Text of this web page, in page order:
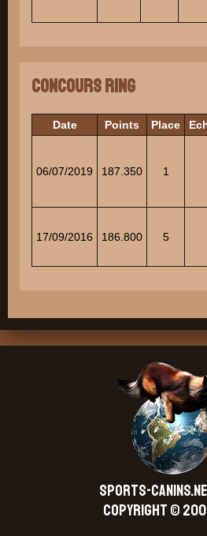
Concours Ring
Date Points Place
06/07/2019 187.350 1
17/09/2016 186.800 5
SPORTS-
Copyright ©